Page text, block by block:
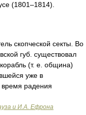
(1801‒1814).
скопческой секты. Во
губ. существовал
(т. е. община)
уже в
время радения
и И.А. Ефрона